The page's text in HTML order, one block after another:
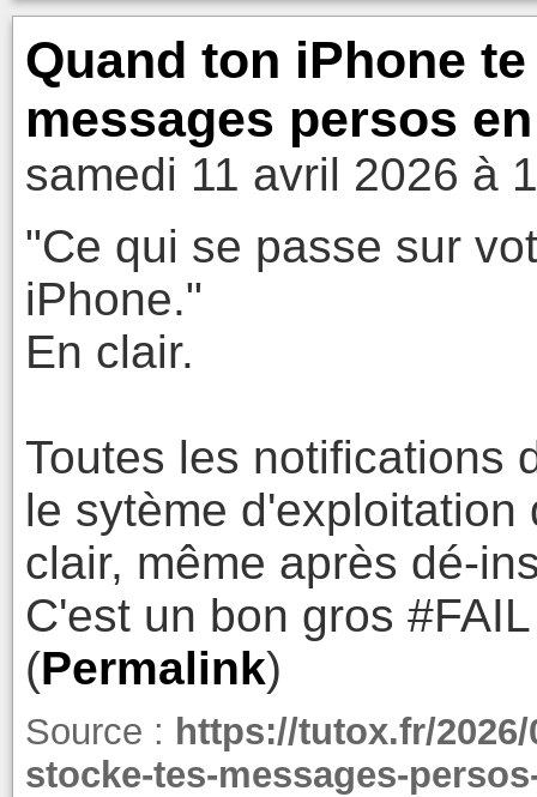
Quand ton iPhone
messages persos
samedi 11 avril 2026 à
"Ce qui se passe sur
iPhone."
En clair.
Toutes les notifications
le sytème
clair, même après dé-
C'est un bon gros
(Permalink)
Source : https://tutox.fr/
stocke-tes-messages-